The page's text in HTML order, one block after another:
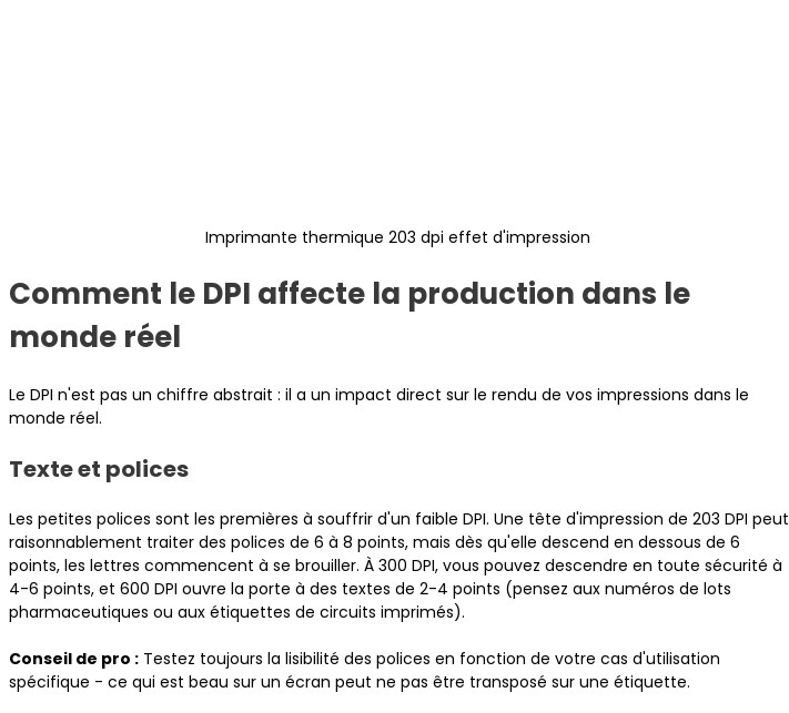
Imprimante thermique 203 dpi effet d'impression
Comment le DPI affecte la production dans le
monde réel
Le DPI n'est pas un chiffre abstrait : il a un impact direct sur le rendu de vos impressions dans le
monde réel.
Texte et polices
Les petites polices sont les premières à souffrir d'un faible DPI. Une tête d'impression de 203 DPI peut
raisonnablement traiter des polices de 6 à 8 points, mais dès qu'elle descend en dessous de 6
points, les lettres commencent à se brouiller. À 300 DPI, vous pouvez descendre en toute sécurité à
4-6 points, et 600 DPI ouvre la porte à des textes de 2-4 points (pensez aux numéros de lots
pharmaceutiques ou aux étiquettes de circuits imprimés).
Conseil de pro : Testez toujours la lisibilité des polices en fonction de votre cas d'utilisation
spécifique - ce qui est beau sur un écran peut ne pas être transposé sur une étiquette.